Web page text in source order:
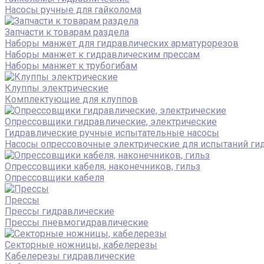
Насосы ручные для гайколома
Запчасти к товарам раздела
Наборы манжет для гидравлических арматурорезов
Наборы манжет к гидравлическим прессам
Наборы манжет к трубогибам
Клуппы электрические
Комплектующие для клуппов
Опрессовщики гидравлические, электрические
Гидравлические ручные испытательные насосы
Насосы опрессовочные электрические для испытаний
Опрессовщики кабеля, наконечников, гильз
Опрессовщики кабеля
Прессы
Прессы гидравлические
Прессы пневмогидравлические
Секторные ножницы, кабелерезы
Кабелерезы гидравлические